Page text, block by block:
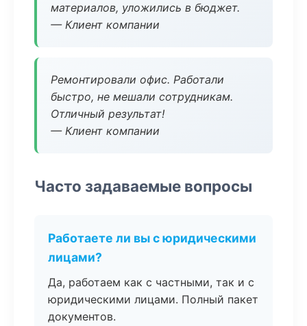
материалов, уложились в бюджет.
— Клиент компании
Ремонтировали офис. Работали
быстро, не мешали сотрудникам.
Отличный результат!
— Клиент компании
Часто задаваемые вопросы
Работаете ли вы с юридическими
лицами?
Да, работаем как с частными, так и с
юридическими лицами. Полный пакет
документов.